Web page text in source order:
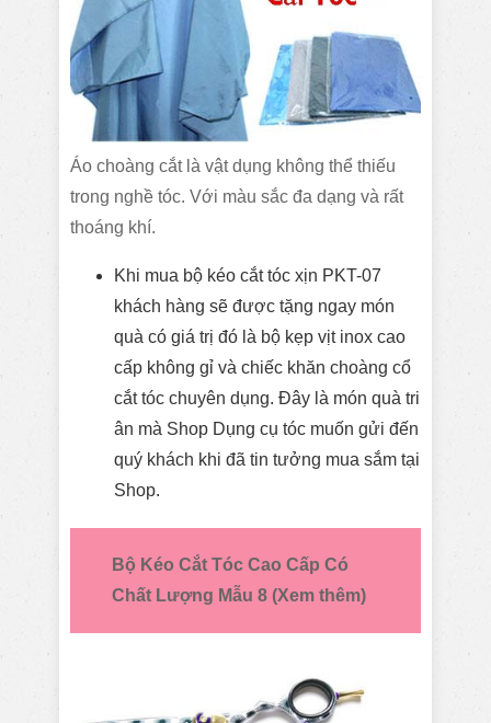
Áo choàng cắt là vật dụng không thể thiếu
trong nghề tóc. Với màu sắc đa dạng và rất
thoáng khí.
Khi mua bộ kéo cắt tóc xịn PKT-07
khách hàng sẽ được tặng ngay món
quà có giá trị đó là bộ kẹp vịt inox cao
cấp không gỉ và chiếc khăn choàng cổ
cắt tóc chuyên dụng. Đây là món quà tri
ân mà Shop Dụng cụ tóc muốn gửi đến
quý khách khi đã tin tưởng mua sắm tại
Shop.
Bộ Kéo Cắt Tóc Cao Cấp Có
Chất Lượng Mẫu 8 (Xem thêm)